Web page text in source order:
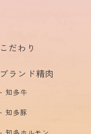
こだわり
ブランド精肉
知多牛
知多豚
知多ホルモン